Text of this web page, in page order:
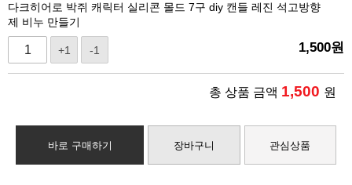
다크히어로 박쥐 캐릭터 실리콘 몰드 7구 diy 캔들 레진 석고방향
제 비누 만들기
+1 -1 1,500원
총 상품 금액 1,500 원
바로 구매하기 장바구니 관심상품